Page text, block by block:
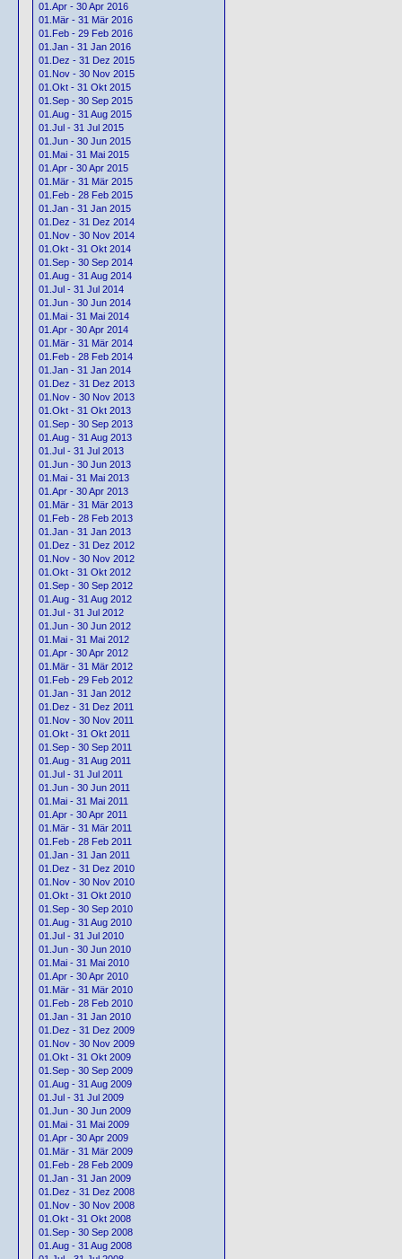
01.Apr - 30 Apr 2016
01.Mär - 31 Mär 2016
01.Feb - 29 Feb 2016
01.Jan - 31 Jan 2016
01.Dez - 31 Dez 2015
01.Nov - 30 Nov 2015
01.Okt - 31 Okt 2015
01.Sep - 30 Sep 2015
01.Aug - 31 Aug 2015
01.Jul - 31 Jul 2015
01.Jun - 30 Jun 2015
01.Mai - 31 Mai 2015
01.Apr - 30 Apr 2015
01.Mär - 31 Mär 2015
01.Feb - 28 Feb 2015
01.Jan - 31 Jan 2015
01.Dez - 31 Dez 2014
01.Nov - 30 Nov 2014
01.Okt - 31 Okt 2014
01.Sep - 30 Sep 2014
01.Aug - 31 Aug 2014
01.Jul - 31 Jul 2014
01.Jun - 30 Jun 2014
01.Mai - 31 Mai 2014
01.Apr - 30 Apr 2014
01.Mär - 31 Mär 2014
01.Feb - 28 Feb 2014
01.Jan - 31 Jan 2014
01.Dez - 31 Dez 2013
01.Nov - 30 Nov 2013
01.Okt - 31 Okt 2013
01.Sep - 30 Sep 2013
01.Aug - 31 Aug 2013
01.Jul - 31 Jul 2013
01.Jun - 30 Jun 2013
01.Mai - 31 Mai 2013
01.Apr - 30 Apr 2013
01.Mär - 31 Mär 2013
01.Feb - 28 Feb 2013
01.Jan - 31 Jan 2013
01.Dez - 31 Dez 2012
01.Nov - 30 Nov 2012
01.Okt - 31 Okt 2012
01.Sep - 30 Sep 2012
01.Aug - 31 Aug 2012
01.Jul - 31 Jul 2012
01.Jun - 30 Jun 2012
01.Mai - 31 Mai 2012
01.Apr - 30 Apr 2012
01.Mär - 31 Mär 2012
01.Feb - 29 Feb 2012
01.Jan - 31 Jan 2012
01.Dez - 31 Dez 2011
01.Nov - 30 Nov 2011
01.Okt - 31 Okt 2011
01.Sep - 30 Sep 2011
01.Aug - 31 Aug 2011
01.Jul - 31 Jul 2011
01.Jun - 30 Jun 2011
01.Mai - 31 Mai 2011
01.Apr - 30 Apr 2011
01.Mär - 31 Mär 2011
01.Feb - 28 Feb 2011
01.Jan - 31 Jan 2011
01.Dez - 31 Dez 2010
01.Nov - 30 Nov 2010
01.Okt - 31 Okt 2010
01.Sep - 30 Sep 2010
01.Aug - 31 Aug 2010
01.Jul - 31 Jul 2010
01.Jun - 30 Jun 2010
01.Mai - 31 Mai 2010
01.Apr - 30 Apr 2010
01.Mär - 31 Mär 2010
01.Feb - 28 Feb 2010
01.Jan - 31 Jan 2010
01.Dez - 31 Dez 2009
01.Nov - 30 Nov 2009
01.Okt - 31 Okt 2009
01.Sep - 30 Sep 2009
01.Aug - 31 Aug 2009
01.Jul - 31 Jul 2009
01.Jun - 30 Jun 2009
01.Mai - 31 Mai 2009
01.Apr - 30 Apr 2009
01.Mär - 31 Mär 2009
01.Feb - 28 Feb 2009
01.Jan - 31 Jan 2009
01.Dez - 31 Dez 2008
01.Nov - 30 Nov 2008
01.Okt - 31 Okt 2008
01.Sep - 30 Sep 2008
01.Aug - 31 Aug 2008